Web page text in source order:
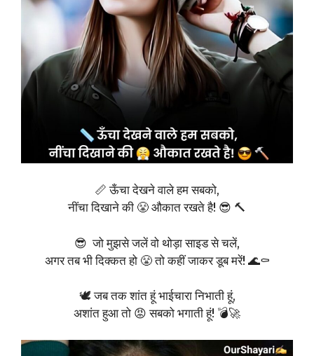
📏 ऊँचा देखने वाले हम सबको,
नींचा दिखाने की 😤 औकात रखते है! 😎 🔨
😎 जो मुझसे जलें वो थोड़ा साइड से चलें,
अगर तब भी दिक्कत हो 😤 तो कहीं जाकर डूब मरें! 🌊⚰️
🕊️ जब तक शांत हूं भाईचारा निभाती हूं,
अशांत हुआ तो 😡 सबको भगाती हूं! 💣🚀